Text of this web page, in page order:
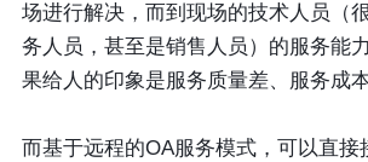
场进行解决，而到现场的技术人员（
务人员，甚至是销售人员）的服务能
果给人的印象是服务质量差、服务成本
而基于远程的OA服务模式，可以直接